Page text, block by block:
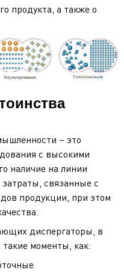
продукта, а также о
– это
с высокими
наличие на линии
затраты, связанные с
продукции, при этом
диспергаторы, в
моменты, как: